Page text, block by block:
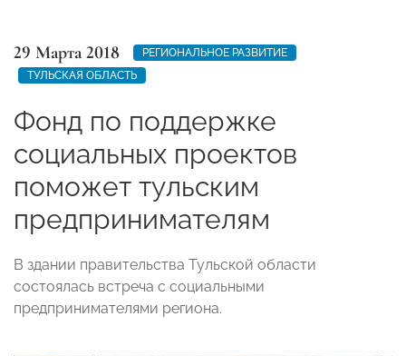
29 Марта 2018
РЕГИОНАЛЬНОЕ РАЗВИТИЕ
ТУЛЬСКАЯ ОБЛАСТЬ
Фонд по поддержке
социальных проектов
поможет тульским
предпринимателям
В здании правительства Тульской области
состоялась встреча с социальными
предпринимателями региона.